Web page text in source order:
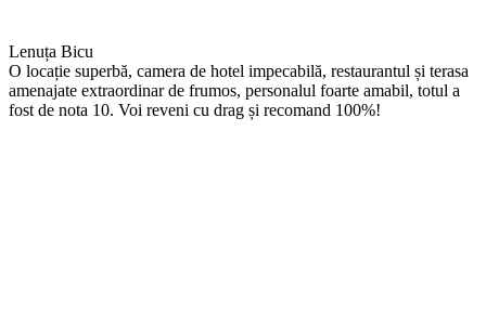
Lenuța Bicu
O locație superbă, camera de hotel impecabilă, restaurantul și terasa
amenajate extraordinar de frumos, personalul foarte amabil, totul a
fost de nota 10. Voi reveni cu drag și recomand 100%!